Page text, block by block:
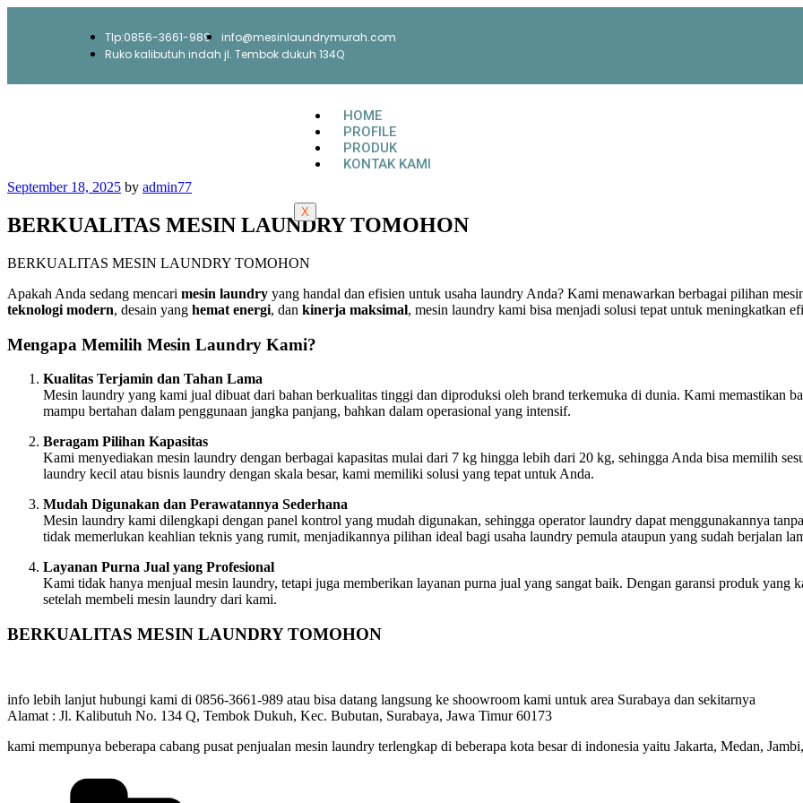
Tlp:0856-3661-989
info@mesinlaundrymurah.com
Ruko kalibutuh indah jl. Tembok dukuh 134Q
HOME
PROFILE
PRODUK
KONTAK KAMI
X
September 18, 2025 by admin77
BERKUALITAS MESIN LAUNDRY TOMOHON
BERKUALITAS MESIN LAUNDRY TOMOHON
Apakah Anda sedang mencari mesin laundry yang handal dan efisien untuk usaha laundry Anda? Kami menawarkan berbagai pilihan
teknologi modern, desain yang hemat energi, dan kinerja maksimal, mesin laundry kami bisa menjadi solusi tepat untuk meningkatkan
Mengapa Memilih Mesin Laundry Kami?
Kualitas Terjamin dan Tahan Lama
Mesin laundry yang kami jual dibuat dari bahan berkualitas tinggi dan diproduksi oleh brand terkemuka di dunia. Kami memastikan
mampu bertahan dalam penggunaan jangka panjang, bahkan dalam operasional yang intensif.
Beragam Pilihan Kapasitas
Kami menyediakan mesin laundry dengan berbagai kapasitas mulai dari 7 kg hingga lebih dari 20 kg, sehingga Anda bisa memilih
laundry kecil atau bisnis laundry dengan skala besar, kami memiliki solusi yang tepat untuk Anda.
Mudah Digunakan dan Perawatannya Sederhana
Mesin laundry kami dilengkapi dengan panel kontrol yang mudah digunakan, sehingga operator laundry dapat menggunakannya
tidak memerlukan keahlian teknis yang rumit, menjadikannya pilihan ideal bagi usaha laundry pemula ataupun yang sudah berjalan
Layanan Purna Jual yang Profesional
Kami tidak hanya menjual mesin laundry, tetapi juga memberikan layanan purna jual yang sangat baik. Dengan garansi produk yang
setelah membeli mesin laundry dari kami.
BERKUALITAS MESIN LAUNDRY TOMOHON
info lebih lanjut hubungi kami di 0856-3661-989 atau bisa datang langsung ke shoowroom kami untuk area Surabaya dan sekitarnya
Alamat : Jl. Kalibutuh No. 134 Q, Tembok Dukuh, Kec. Bubutan, Surabaya, Jawa Timur 60173
kami mempunya beberapa cabang pusat penjualan mesin laundry terlengkap di beberapa kota besar di indonesia yaitu Jakarta, Medan,